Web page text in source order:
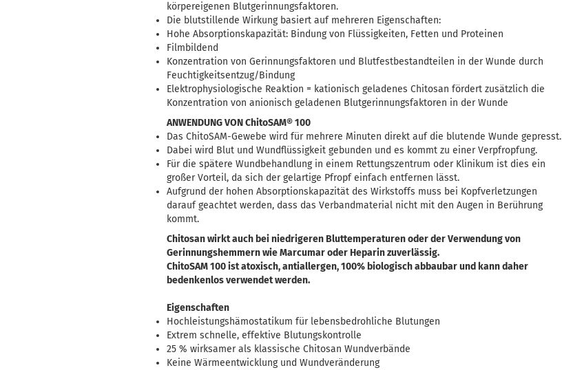
körpereigenen Blutgerinnungsfaktoren.
Die blutstillende Wirkung basiert auf mehreren Eigenschaften:
Hohe Absorptionskapazität: Bindung von Flüssigkeiten, Fetten und Proteinen
Filmbildend
Konzentration von Gerinnungsfaktoren und Blutfestbestandteilen in der Wunde durch
Feuchtigkeitsentzug/Bindung
Elektrophysiologische Reaktion = kationisch geladenes Chitosan fördert zusätzlich die
Konzentration von anionisch geladenen Blutgerinnungsfaktoren in der Wunde
ANWENDUNG VON ChitoSAM® 100
Das ChitoSAM-Gewebe wird für mehrere Minuten direkt auf die blutende Wunde gepresst.
Dabei wird Blut und Wundflüssigkeit gebunden und es kommt zu einer Verpfropfung.
Für die spätere Wundbehandlung in einem Rettungszentrum oder Klinikum ist dies ein
großer Vorteil, da sich der gelartige Pfropf einfach entfernen lässt.
Aufgrund der hohen Absorptionskapazität des Wirkstoffs muss bei Kopfverletzungen
darauf geachtet werden, dass das Verbandmaterial nicht mit den Augen in Berührung
kommt.
Chitosan wirkt auch bei niedrigeren Bluttemperaturen oder der Verwendung von
Gerinnungshemmern wie Marcumar oder Heparin zuverlässig.
ChitoSAM 100 ist atoxisch, antiallergen, 100% biologisch abbaubar und kann daher
bedenkenlos verwendet werden.
Eigenschaften
Hochleistungshämostatikum für lebensbedrohliche Blutungen
Extrem schnelle, effektive Blutungskontrolle
25 % wirksamer als klassische Chitosan Wundverbände
Keine Wärmeentwicklung und Wundveränderung